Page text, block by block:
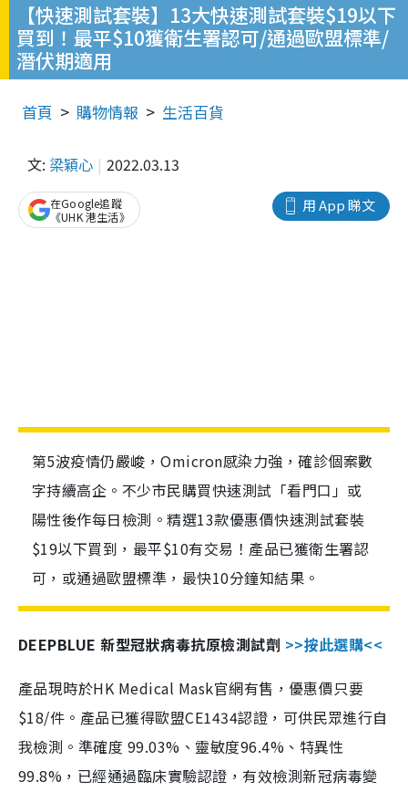
【快速測試套裝】13大快速測試套裝$19以下
買到！最平$10獲衛生署認可/通過歐盟標準/
潛伏期適用
首頁 購物情報 生活百貨
文: 梁穎心 2022.03.13
用 App 睇文
在Google追蹤
《UHK 港生活》
第5波疫情仍嚴峻，Omicron感染力強，確診個案數
字持續高企。不少市民購買快速測試「看門口」或
陽性後作每日檢測。精選13款優惠價快速測試套裝
$19以下買到，最平$10有交易！產品已獲衛生署認
可，或通過歐盟標準，最快10分鐘知結果。
DEEPBLUE 新型冠狀病毒抗原檢測試劑 >>按此選購<<
產品現時於HK Medical Mask官網有售，優惠價只要
$18/件。產品已獲得歐盟CE1434認證，可供民眾進行自
我檢測。準確度 99.03%、靈敏度96.4%、特異性
99.8%，已經通過臨床實驗認證，有效檢測新冠病毒變